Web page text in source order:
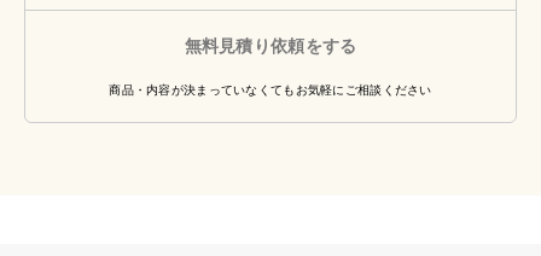
無料見積り依頼をする
商品・内容が決まっていなくてもお気軽にご相談ください